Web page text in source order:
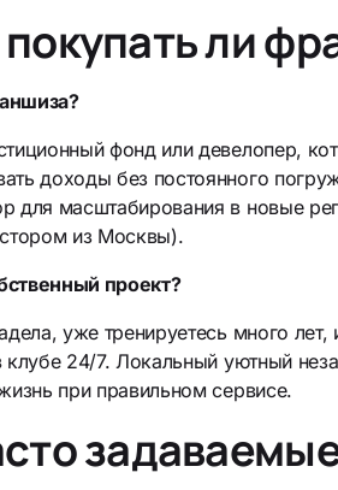
ли
фонд или девелопер,
доходы без постоянного
для масштабирования в новые
из Москвы).
проект?
уже тренируетесь много
клубе 24/7. Локальный уютный
при правильном сервисе.